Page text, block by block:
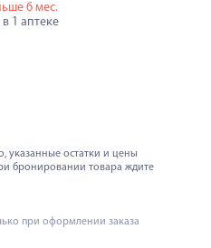
6 мес.
в 1 аптеке
указанные остатки и цены
бронировании товара ждите
при оформлении заказа